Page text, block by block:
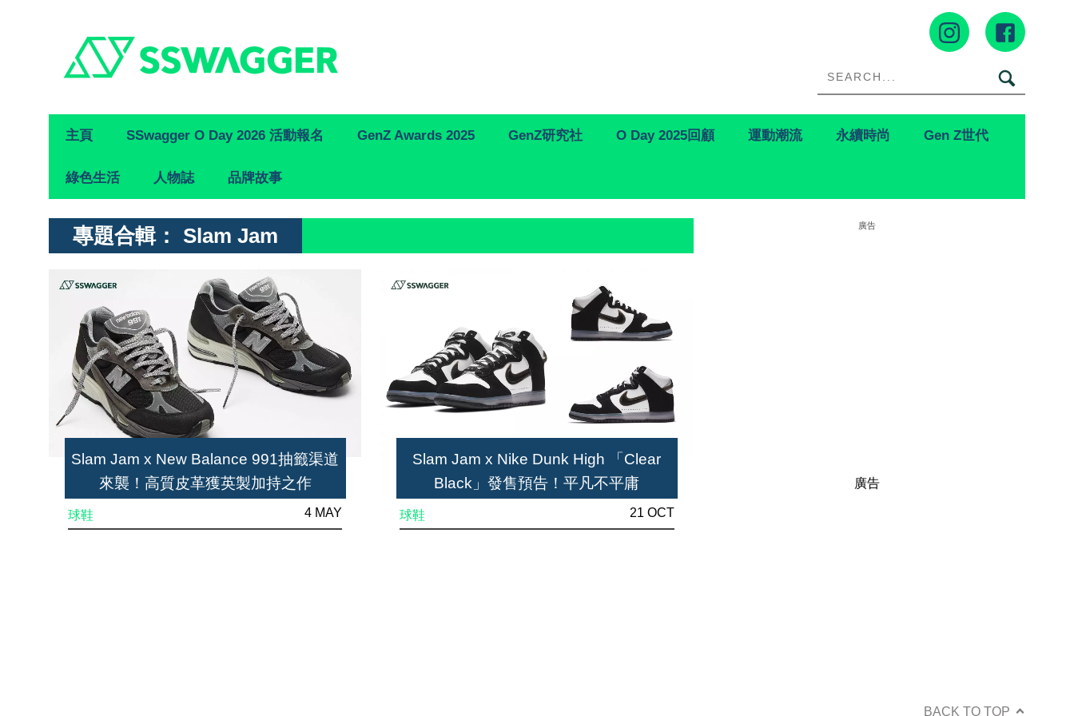
Primary
Navigation
主頁 SSwagger O Day 2026 活動報名 GenZ Awards 2025 GenZ研究社 O Day 2025回顧 運動潮流 永續時尚 Gen Z世代
綠色生活 人物誌 品牌故事
專題合輯： Slam Jam
Slam Jam x New Balance 991抽籤渠道
來襲！高質皮革獲英製加持之作
球鞋 4 MAY
Slam Jam x Nike Dunk High 「Clear
Black」發售預告！平凡不平庸
球鞋 21 OCT
廣告
廣告
BACK TO TOP